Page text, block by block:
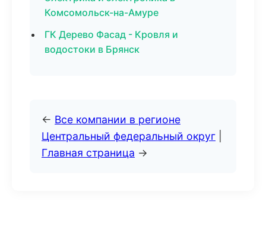
Комсомольск-на-Амуре
ГК Дерево Фасад - Кровля и
водостоки в Брянск
← Все компании в регионе
Центральный федеральный округ
Главная страница →